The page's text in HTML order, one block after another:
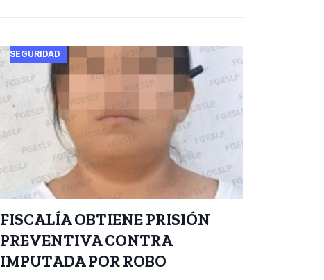
SEGURIDAD
FISCALÍA OBTIENE PRISIÓN
PREVENTIVA CONTRA
IMPUTADA POR ROBO